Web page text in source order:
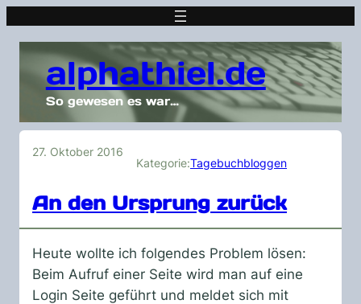
alphathiel.de
So gewesen es war…
27. Oktober 2016
Kategorie:Tagebuchbloggen
An den Ursprung zurück
Heute wollte ich folgendes Problem lösen:
Beim Aufruf einer Seite wird man auf eine
Login Seite geführt und meldet sich mit